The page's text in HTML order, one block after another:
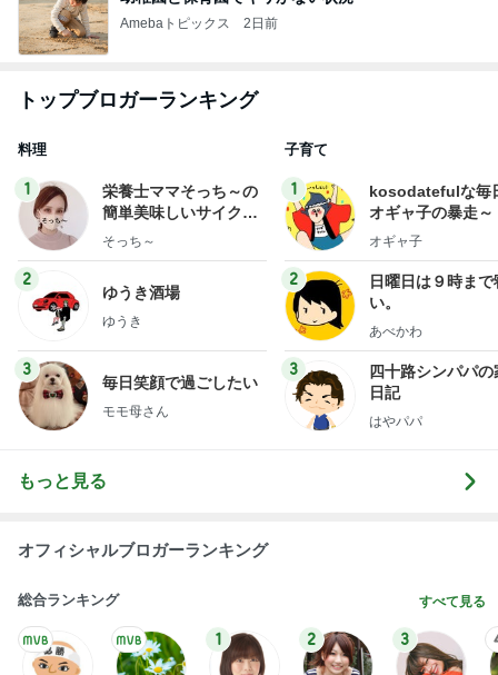
Amebaトピックス 2日前
トップブロガーランキング
料理
1
栄養士ママそっち～の
簡単美味しいサイクル
献立
そっち～
2
ゆうき酒場
ゆうき
3
毎日笑顔で過ごしたい
モモ母さん
子育て
1
kosodatefulな毎
オギャ子の暴走～
オギャ子
2
日曜日は９時まで
い。
あべかわ
3
四十路シンパパの
日記
はやパパ
もっと見る
オフィシャルブロガーランキング
総合ランキング すべて見る
1 2 3